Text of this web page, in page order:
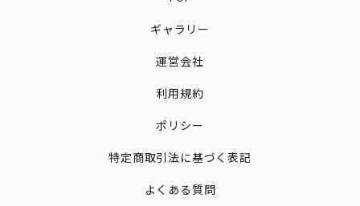
ギャラリー
運営会社
利用規約
ポリシー
特定商取引法に基づく表記
よくある質問